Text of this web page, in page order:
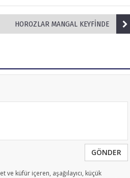
HOROZLAR MANGAL KEYFİNDE
GÖNDER
ve küfür içeren, aşağılayıcı, küçük